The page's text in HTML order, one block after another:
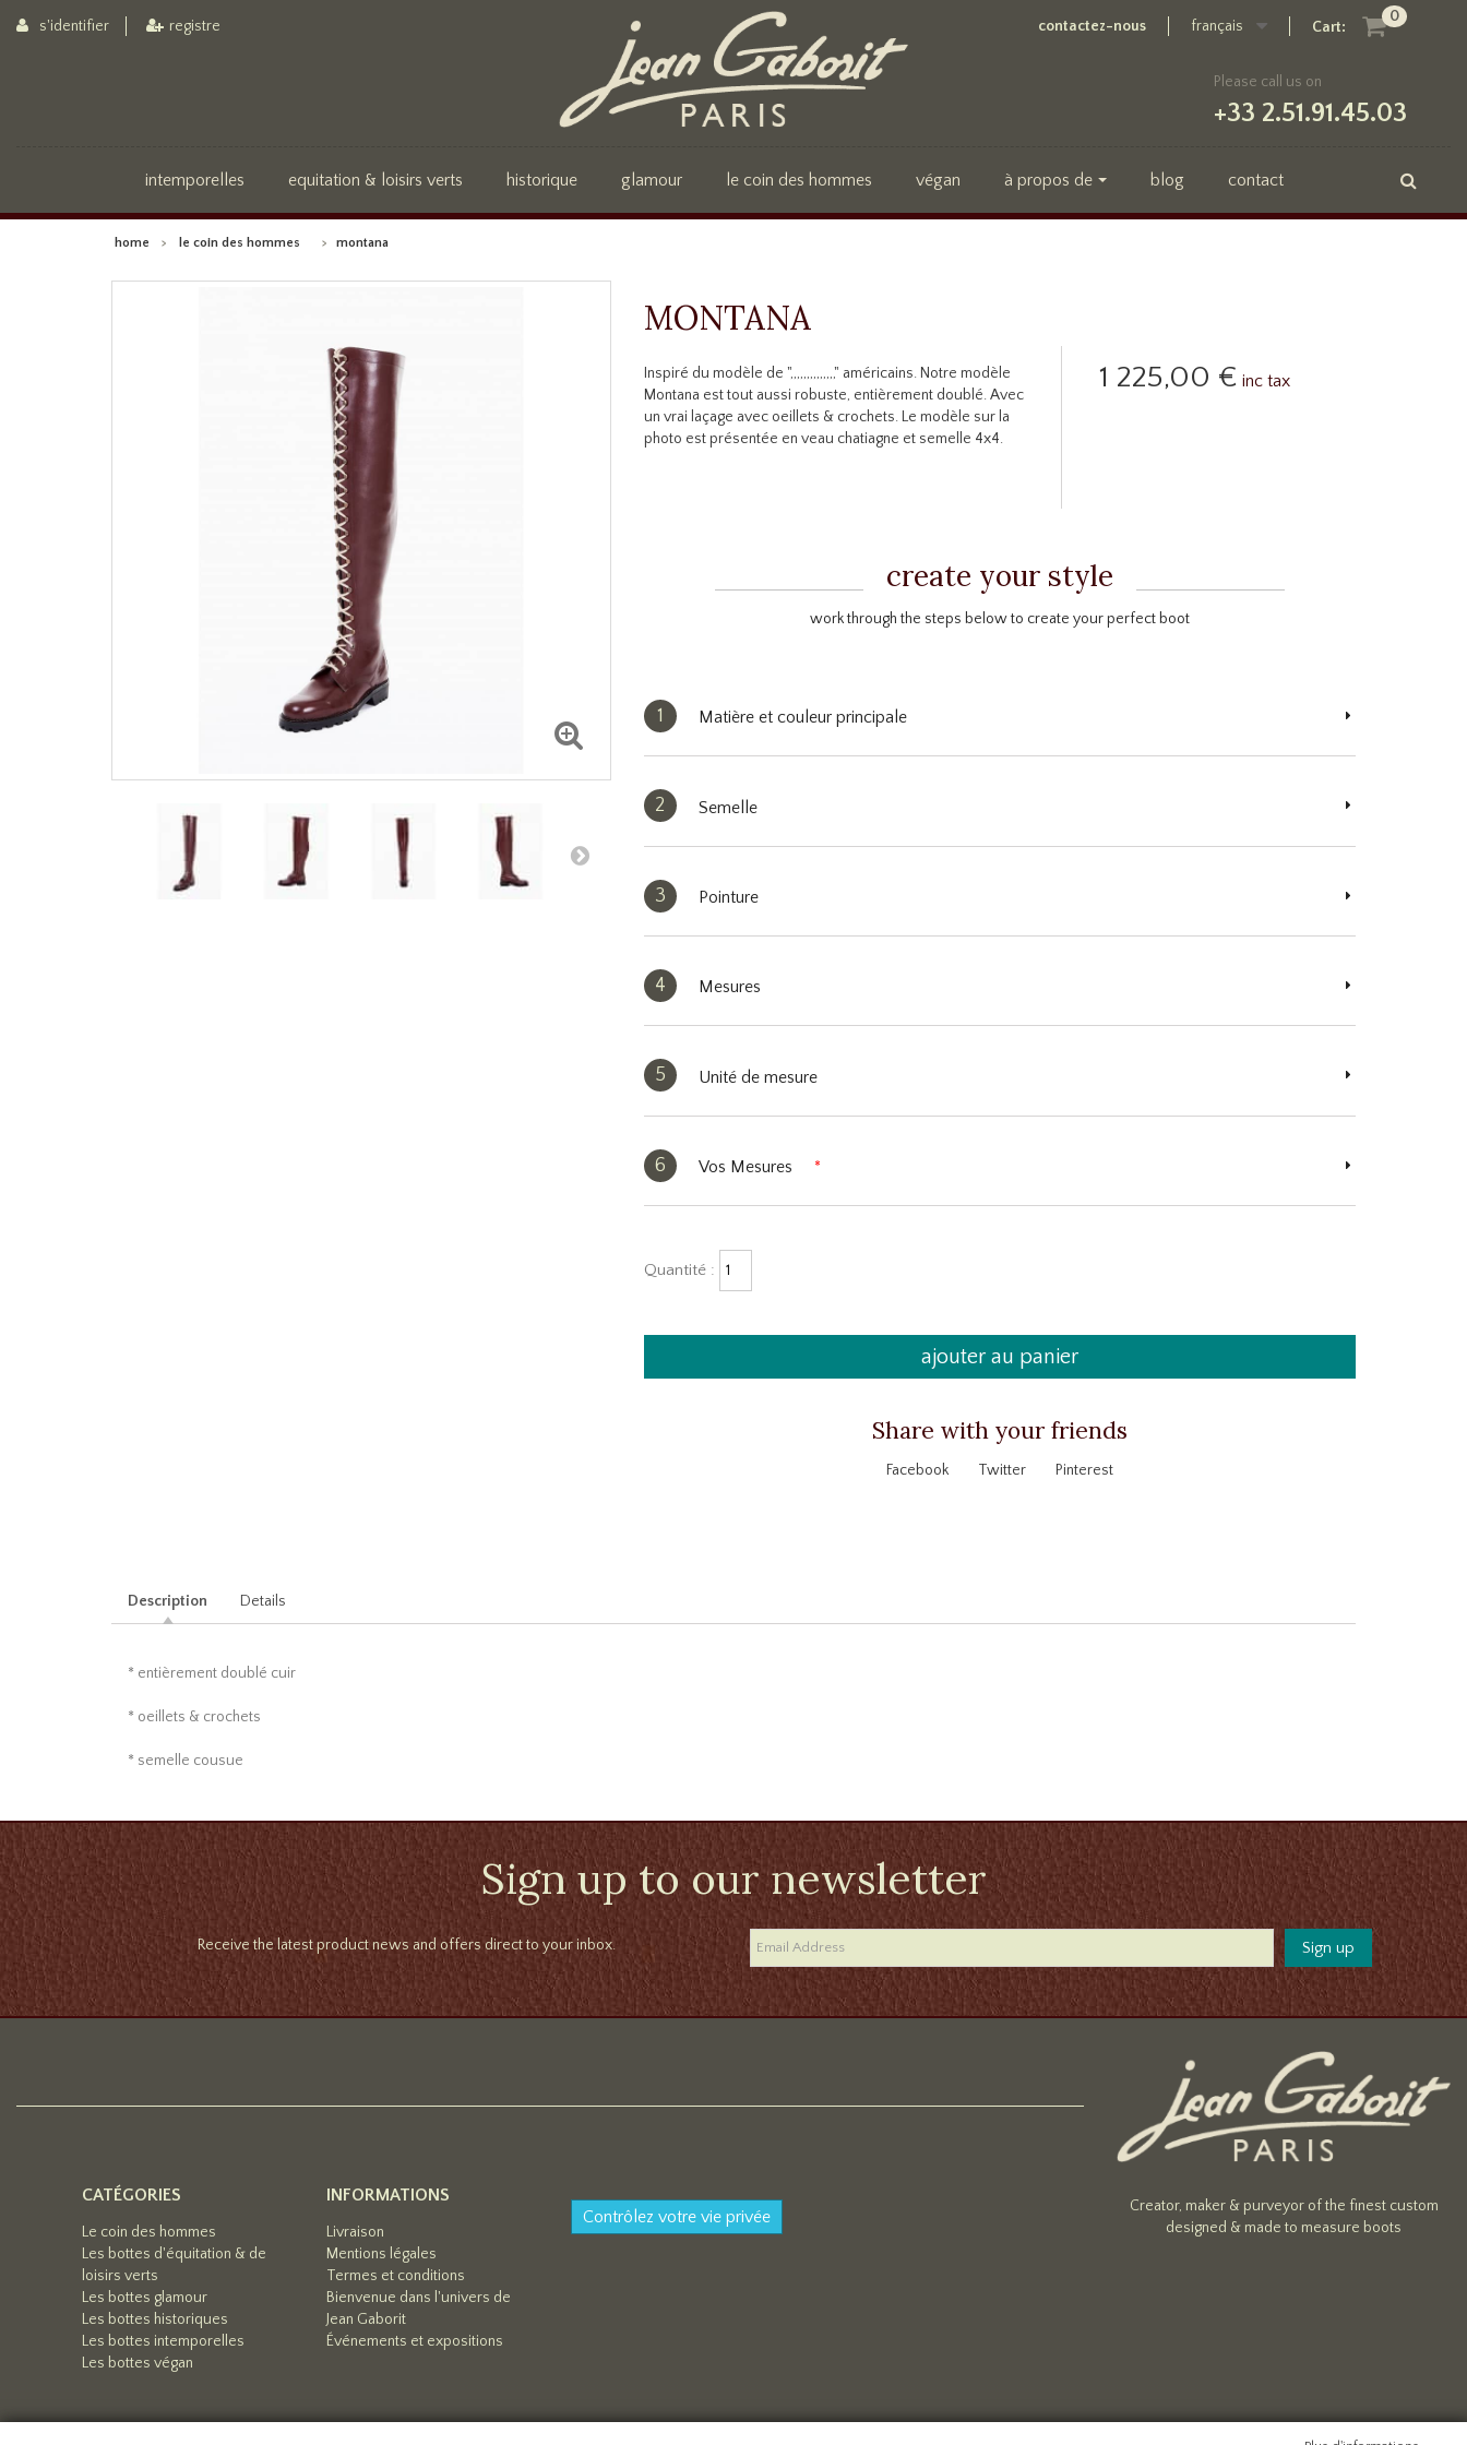
Cart:
0
français
s'identifier registre contactez-nous
Please call us on
+33 2.51.91.45.03
intemporelles equitation & loisirs verts historique glamour le coin des hommes végan à propos de blog contact
home > le coin des hommes > montana
MONTANA
Inspiré du modèle de ",,,,,,,,,,,,,," américains. Notre modèle
Montana est tout aussi robuste, entièrement doublé. Avec
un vrai laçage avec oeillets & crochets. Le modèle sur la
photo est présentée en veau chatiagne et semelle 4x4.
1 225,00 € inc tax
create your style
work through the steps below to create your perfect boot
1 Matière et couleur principale
2 Semelle
3 Pointure
4 Mesures
5 Unité de mesure
6 Vos Mesures *
Quantité :
ajouter au panier
Share with your friends
Facebook Twitter Pinterest
Description Details
* entièrement doublé cuir
* oeillets & crochets
* semelle cousue
Sign up to our newsletter
Receive the latest product news and offers direct to your inbox.
Creator, maker & purveyor of the finest custom
designed & made to measure boots
CATÉGORIES
Le coin des hommes
Les bottes d'équitation & de
loisirs verts
Les bottes glamour
Les bottes historiques
Les bottes intemporelles
Les bottes végan
INFORMATIONS
Livraison
Mentions légales
Termes et conditions
Bienvenue dans l'univers de
Jean Gaborit
Événements et expositions
Contrôlez votre vie privée